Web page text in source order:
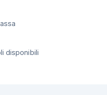
disponibili